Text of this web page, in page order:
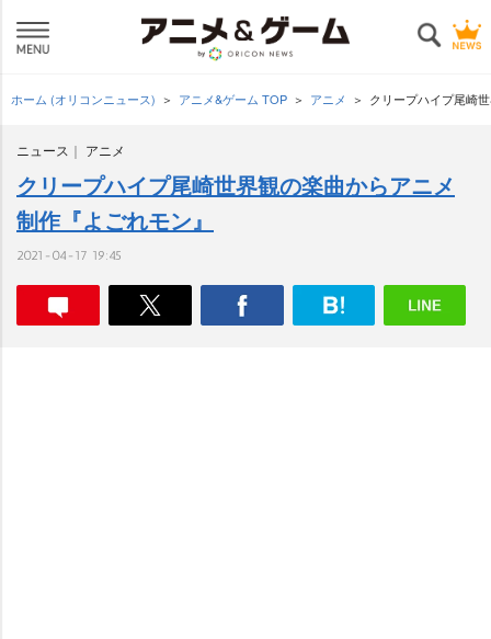
ホーム (オリコンニュース) アニメ&ゲーム TOP アニメ クリープハイプ尾崎
ニュース アニメ
クリープハイプ尾崎世界観の楽曲からアニメ
制作『よごれモン』
2021-04-17 19:45